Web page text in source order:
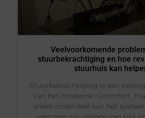
Veelvoorkomende
stuurbekrachtiging en hoe
stuurhuis kan
Stuurbekrachtiging is een
van het moderne rijcomfort,
ander onderdeel kan het